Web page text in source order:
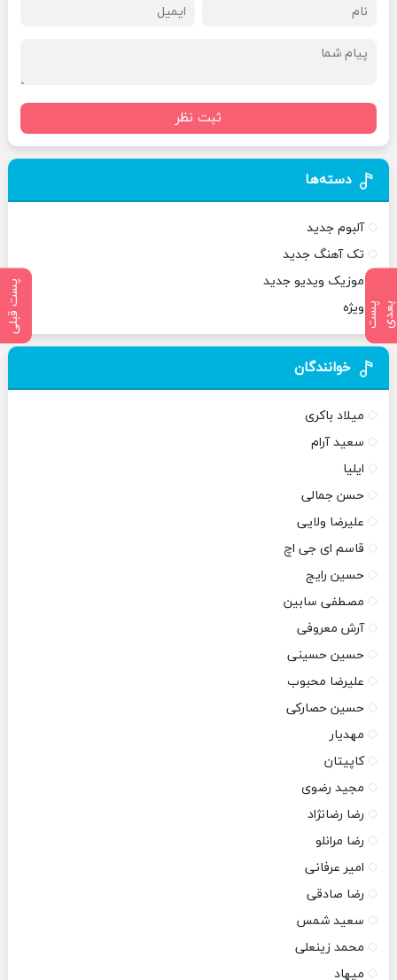
پ
س
ت
ب
ع
د ی پست قبلی
ثبت نظر
دسته‌ها
آلبوم جدید
تک آهنگ جدید
موزیک ویدیو جدید
ویژه
خوانندگان
میلاد باکری
سعید آرام
ایلیا
حسن جمالی
علیرضا ولایی
قاسم ای جی اچ
حسین رایج
مصطفی سابین
آرش معروفی
حسین حسینی
علیرضا محبوب
حسین حصارکی
مهدیار
کاپیتان
مجید رضوی
رضا رضانژاد
رضا مرانلو
امیر عرفانی
رضا صادقی
سعید شمس
محمد زینعلی
میهاد